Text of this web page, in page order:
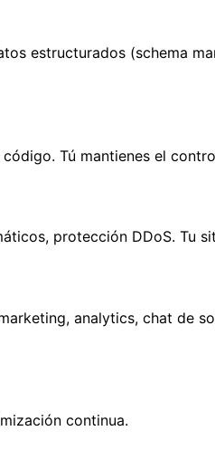
estructurados (schema
Tú mantienes el
protección DDoS. Tu
analytics, chat de
continua.